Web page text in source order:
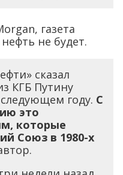
газета
не будет.
сказал
КГБ Путину
следующем году. С
это
которые
Союз в 1980-х